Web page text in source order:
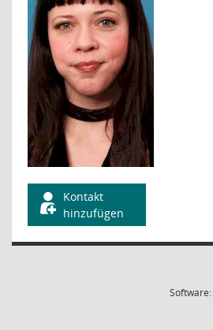
Kontakt
hinzufügen
Software: